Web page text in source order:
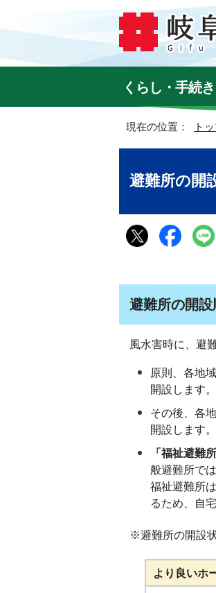
くらし・手続き
現在の位置： ト
避難所の開
避難所の開
風水害時に、避
原則、各地
開設します。
その後、各
開設します。
「福祉避難所
般避難所で
福祉避難所
るため、自
※避難所の開設
より良いホ